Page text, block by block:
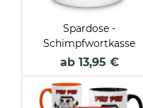
Spardose -
Schimpfwortkasse
ab 13,95 €